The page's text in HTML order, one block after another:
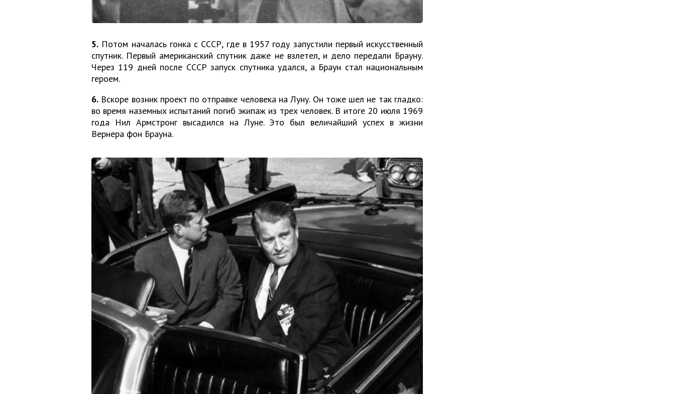
5. Потом началась гонка с СССР, где в 1957 году запустили первый искусственный
спутник. Первый американский спутник даже не взлетел, и дело передали Брауну.
Через 119 дней после СССР запуск спутника удался, а Браун стал национальным
героем.
6. Вскоре возник проект по отправке человека на Луну. Он тоже шел не так гладко:
во время наземных испытаний погиб экипаж из трех человек. В итоге 20 июля 1969
года Нил Армстронг высадился на Луне. Это был величайший успех в жизни
Вернера фон Брауна.